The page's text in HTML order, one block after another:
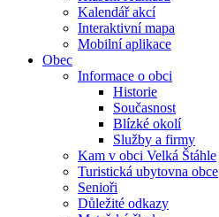
Kalendář akcí
Interaktivní mapa
Mobilní aplikace
Obec
Informace o obci
Historie
Současnost
Blízké okolí
Služby a firmy
Kam v obci Velká Štáhle
Turistická ubytovna obce
Senioři
Důležité odkazy